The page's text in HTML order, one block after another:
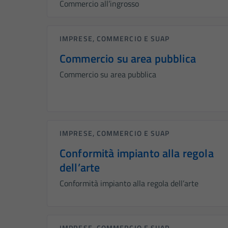
Commercio all’ingrosso
IMPRESE, COMMERCIO E SUAP
Commercio su area pubblica
Commercio su area pubblica
IMPRESE, COMMERCIO E SUAP
Conformità impianto alla regola
dell’arte
Conformità impianto alla regola dell’arte